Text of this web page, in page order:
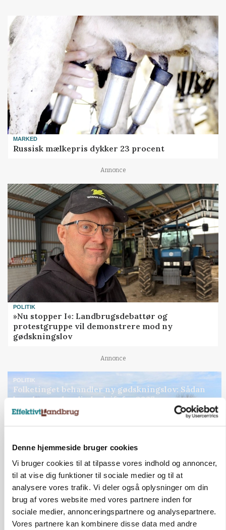
Denne hjemmeside bruger cookies
Vi bruger cookies til at tilpasse vores indhold og annoncer,
til at vise dig funktioner til sociale medier og til at
analysere vores trafik. Vi deler også oplysninger om din
brug af vores website med vores partnere inden for
sociale medier, annonceringspartnere og analysepartnere.
Vores partnere kan kombinere disse data med andre
MARKED
Russisk mælkepris dykker 23 procent
Annonce
POLITIK
»Nu stopper I«: Landbrugsdebattør og
protestgruppe vil demonstrere mod ny
gødskningslov
Annonce
POLITIK
Folketinget behandler ny gødskningslov: Sådan
kan den ændre din bedrift fra 2027
Loading...